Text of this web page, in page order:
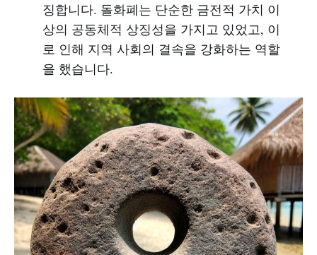
징합니다. 돌화폐는 단순한 금전적 가치 이
상의 공동체적 상징성을 가지고 있었고, 이
로 인해 지역 사회의 결속을 강화하는 역할
을 했습니다.